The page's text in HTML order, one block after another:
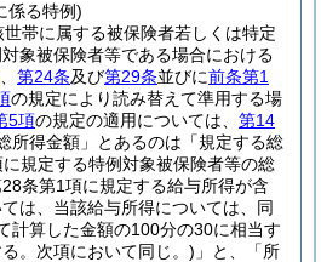
係る特例)
帯に属する被保険者若しくは特定
象被保険者等である場合における
第24条及び第29条並びに前条第1
の規定により読み替えて準用する場
5項の規定の適用については、 第14
所得金額」とあるのは「規定する総
規定する特例対象被保険者等の総
条第1項に規定する給与所得が含
は、当該給与所得については、同
計算した金額の100分の30に相当す
。次項において同じ。) 」と、「所